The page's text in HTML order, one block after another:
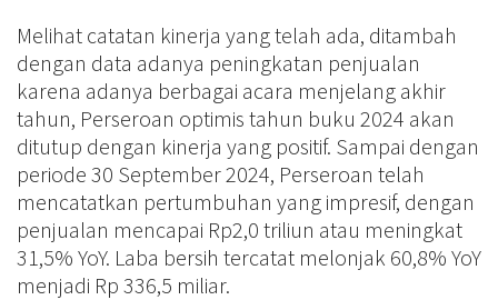
Melihat catatan kinerja yang telah ada, ditambah
dengan data adanya peningkatan penjualan
karena adanya berbagai acara menjelang akhir
tahun, Perseroan optimis tahun buku 2024 akan
ditutup dengan kinerja yang positif. Sampai dengan
periode 30 September 2024, Perseroan telah
mencatatkan pertumbuhan yang impresif, dengan
penjualan mencapai Rp2,0 triliun atau meningkat
31,5% YoY. Laba bersih tercatat melonjak 60,8% YoY
menjadi Rp 336,5 miliar.